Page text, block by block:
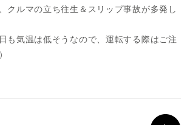
クルマの立ち往生＆スリップ事故が多発し
も気温は低そうなので、運転する際はご注